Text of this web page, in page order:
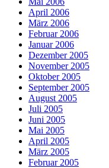
April 2006
März 2006
Februar 2006
Januar 2006
Dezember 2005
November 2005
Oktober 2005
September 2005
August 2005
Juli 2005
Juni 2005
Mai 2005
April 2005
März 2005
Februar 2005